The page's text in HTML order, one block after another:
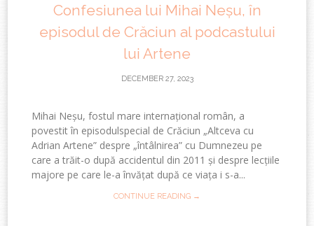
Confesiunea lui Mihai Neșu, în
episodul de Crăciun al podcastului
lui Artene
DECEMBER 27, 2023
Mihai Neșu, fostul mare internațional român, a
povestit în episodulspecial de Crăciun „Altceva cu
Adrian Artene” despre „întâlnirea” cu Dumnezeu pe
care a trăit-o după accidentul din 2011 și despre lecțiile
majore pe care le-a învățat după ce viața i s-a...
CONTINUE READING →